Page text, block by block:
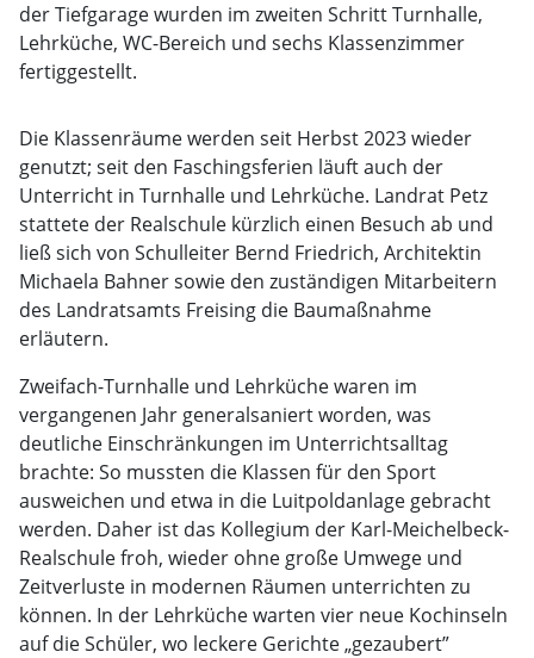
der Tiefgarage wurden im zweiten Schritt Turnhalle,
Lehrküche, WC-Bereich und sechs Klassenzimmer
fertiggestellt.
Die Klassenräume werden seit Herbst 2023 wieder
genutzt; seit den Faschingsferien läuft auch der
Unterricht in Turnhalle und Lehrküche. Landrat Petz
stattete der Realschule kürzlich einen Besuch ab und
ließ sich von Schulleiter Bernd Friedrich, Architektin
Michaela Bahner sowie den zuständigen Mitarbeitern
des Landratsamts Freising die Baumaßnahme
erläutern.
Zweifach-Turnhalle und Lehrküche waren im
vergangenen Jahr generalsaniert worden, was
deutliche Einschränkungen im Unterrichtsalltag
brachte: So mussten die Klassen für den Sport
ausweichen und etwa in die Luitpoldanlage gebracht
werden. Daher ist das Kollegium der Karl-Meichelbeck-
Realschule froh, wieder ohne große Umwege und
Zeitverluste in modernen Räumen unterrichten zu
können. In der Lehrküche warten vier neue Kochinseln
auf die Schüler, wo leckere Gerichte „gezaubert”